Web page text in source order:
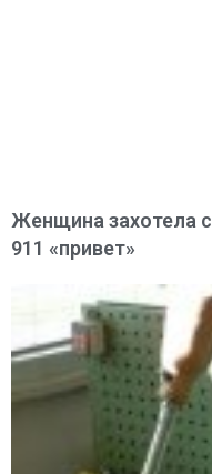
Женщина захотела
911 «привет»